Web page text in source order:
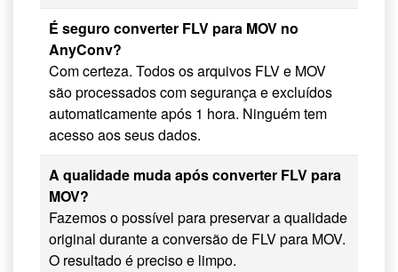
É seguro converter FLV para MOV no
AnyConv?
Com certeza. Todos os arquivos FLV e MOV
são processados com segurança e excluídos
automaticamente após 1 hora. Ninguém tem
acesso aos seus dados.
A qualidade muda após converter FLV para
MOV?
Fazemos o possível para preservar a qualidade
original durante a conversão de FLV para MOV.
O resultado é preciso e limpo.